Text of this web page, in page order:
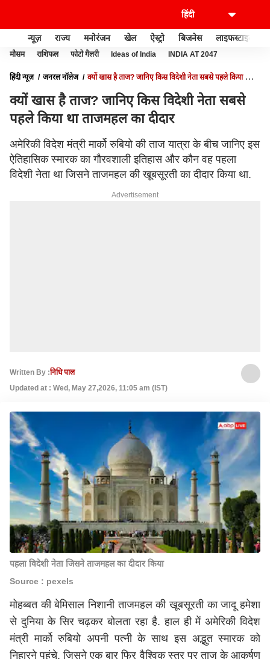
न्यूज़ राज्य मनोरंजन खेल ऐस्ट्रो बिजनेस लाइफस्टाइल
मौसम राशिफल फोटो गैलरी Ideas of India INDIA AT 2047
हिंदी न्यूज़ जनरल नॉलेज
क्यों खास है ताज? जानिए किस विदेशी नेता सबसे पहले किया था
क्यों खास है ताज? जानिए किस विदेशी नेता सबसे
पहले किया था ताजमहल का दीदार
अमेरिकी विदेश मंत्री मार्को रुबियो की ताज यात्रा के बीच जानिए इस
ऐतिहासिक स्मारक का गौरवशाली इतिहास और कौन वह पहला
विदेशी नेता था जिसने ताजमहल की खूबसूरती का दीदार किया था.
Advertisement
Written By :निधि पाल
Updated at : Wed, May 27,2026, 11:05 am (IST)
पहला विदेशी नेता जिसने ताजमहल का दीदार किया
Source : pexels
मोहब्बत की बेमिसाल निशानी ताजमहल की खूबसूरती का जादू हमेशा
से दुनिया के सिर चढ़कर बोलता रहा है. हाल ही में अमेरिकी विदेश
मंत्री मार्को रुबियो अपनी पत्नी के साथ इस अद्भुत स्मारक को
निहारने पहुंचे, जिसने एक बार फिर वैश्विक स्तर पर ताज के आकर्षण